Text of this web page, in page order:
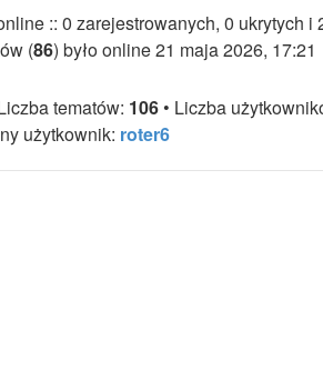
:: 0 zarejestrowanych, 0 ukrytych i
(86) było online 21 maja 2026, 17:21
tematów: 106 • Liczba
użytkownik: roter6